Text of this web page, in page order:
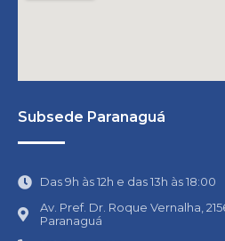
Subsede Paranaguá
Das 9h às 12h e das 13h às 18:00
Av. Pref. Dr. Roque Vernalha,
Paranaguá